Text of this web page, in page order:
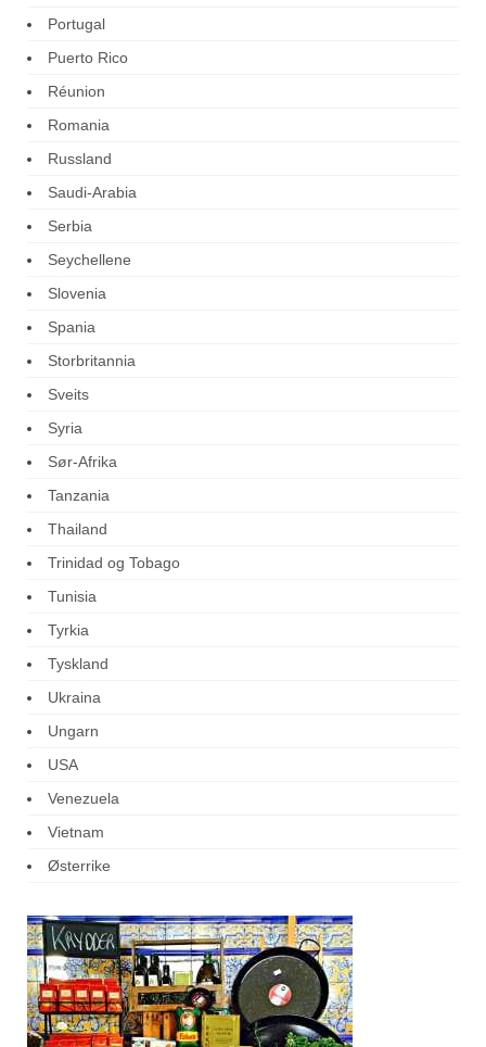
Portugal
Puerto Rico
Réunion
Romania
Russland
Saudi-Arabia
Serbia
Seychellene
Slovenia
Spania
Storbritannia
Sveits
Syria
Sør-Afrika
Tanzania
Thailand
Trinidad og Tobago
Tunisia
Tyrkia
Tyskland
Ukraina
Ungarn
USA
Venezuela
Vietnam
Østerrike